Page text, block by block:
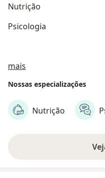
Nutrição
Psicologia
mais
Nossas especializações
Nutrição